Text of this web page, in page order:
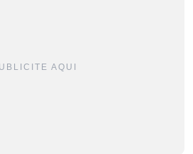
AQUI